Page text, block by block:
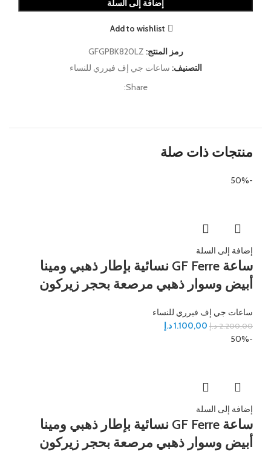
إضافة إلى السلة
Add to wishlist
رمز المنتج: GFGPBK820LZ
التصنيف: ساعات جي إف فيرري للنساء
Share:
منتجات ذات صلة
-50%
إضافة إلى السلة
ساعة GF Ferre نسائية بإطار ذهبي ومينا
أبيض وسوار ذهبي مرصعة بحجر زيركون
ساعات جي إف فيرري للنساء
2.200,00 د.إ 1.100,00د.إ
-50%
إضافة إلى السلة
ساعة GF Ferre نسائية بإطار ذهبي ومينا
أبيض وسوار ذهبي مرصعة بحجر زيركون